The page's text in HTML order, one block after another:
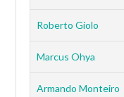
Roberto Giolo
Marcus Ohya
Armando Monteiro